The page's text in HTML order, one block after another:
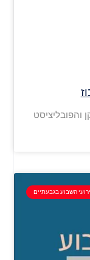
והפובליציסט
השבוע בגבעתיים